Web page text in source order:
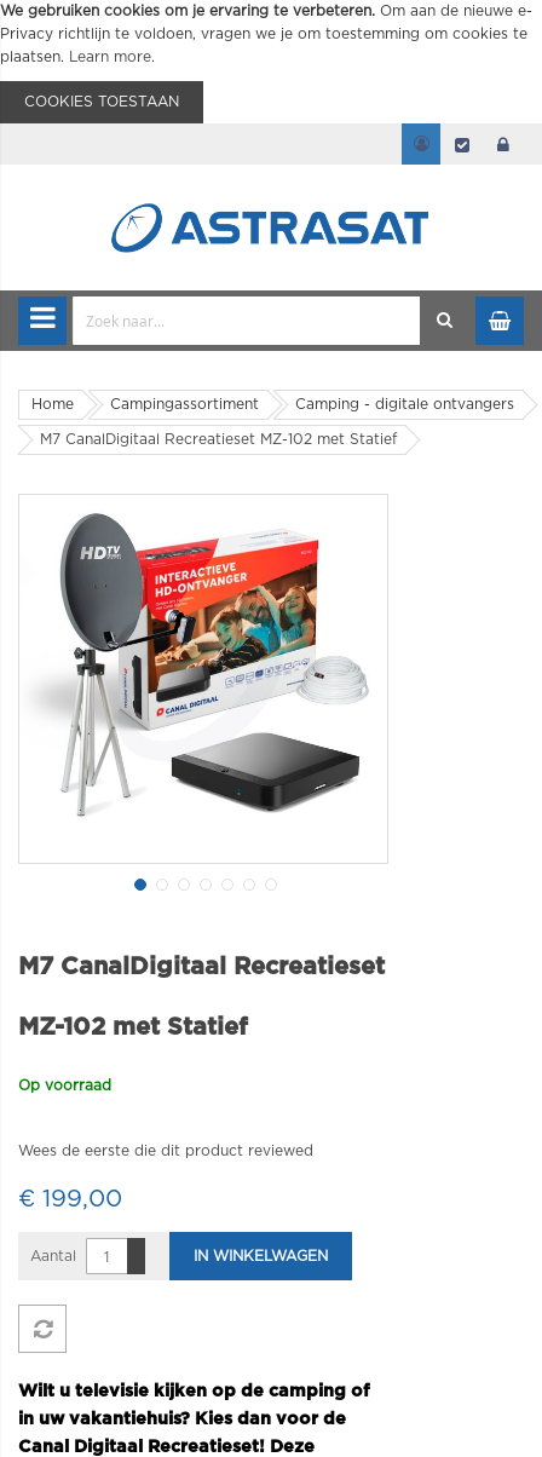
We gebruiken cookies om je ervaring te verbeteren. Om aan de nieuwe e-
Privacy richtlijn te voldoen, vragen we je om toestemming om cookies te
plaatsen.
Learn more.
COOKIES TOESTAAN
Home Campingassortiment Camping - digitale ontvangers
M7 CanalDigitaal Recreatieset MZ-102 met Statief
M7 CanalDigitaal Recreatieset
MZ-102 met Statief
Op voorraad
Wees de eerste die dit product reviewed
€ 199,00
Aantal IN WINKELWAGEN
Wilt u televisie kijken op de camping of
in uw vakantiehuis? Kies dan voor de
Canal Digitaal Recreatieset! Deze